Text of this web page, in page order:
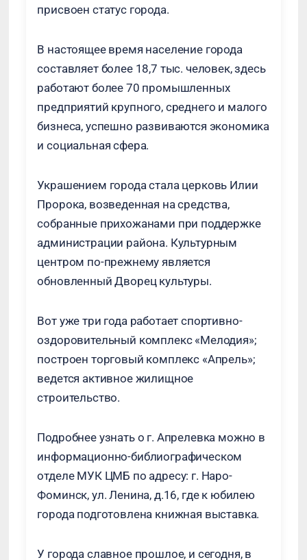
присвоен статус города.
В настоящее время население города
составляет более 18,7 тыс. человек, здесь
работают более 70 промышленных
предприятий крупного, среднего и малого
бизнеса, успешно развиваются экономика
и социальная сфера.
Украшением города стала церковь Илии
Пророка, возведенная на средства,
собранные прихожанами при поддержке
администрации района. Культурным
центром по-прежнему является
обновленный Дворец культуры.
Вот уже три года работает спортивно-
оздоровительный комплекс «Мелодия»;
построен торговый комплекс «Апрель»;
ведется активное жилищное
строительство.
Подробнее узнать о г. Апрелевка можно в
информационно-библиографическом
отделе МУК ЦМБ по адресу: г. Наро-
Фоминск, ул. Ленина, д.16, где к юбилею
города подготовлена книжная выставка.
У города славное прошлое, и сегодня, в